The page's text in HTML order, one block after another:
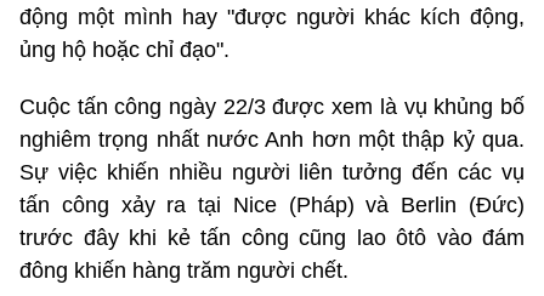
động một mình hay "được người khác kích động,
ủng hộ hoặc chỉ đạo".
Cuộc tấn công ngày 22/3 được xem là vụ khủng bố
nghiêm trọng nhất nước Anh hơn một thập kỷ qua.
Sự việc khiến nhiều người liên tưởng đến các vụ
tấn công xảy ra tại Nice (Pháp) và Berlin (Đức)
trước đây khi kẻ tấn công cũng lao ôtô vào đám
đông khiến hàng trăm người chết.